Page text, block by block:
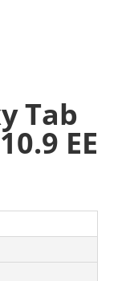
Tab
EE